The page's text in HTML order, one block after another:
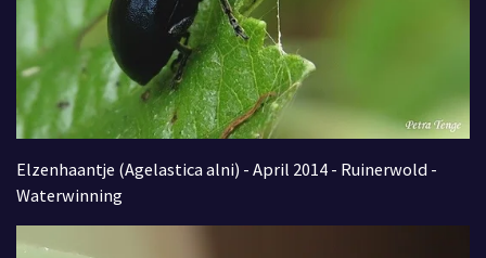
Elzenhaantje (Agelastica alni) - April 2014 - Ruinerwold -
Waterwinning